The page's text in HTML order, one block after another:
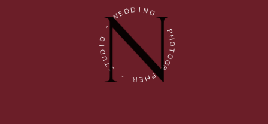
-
WEDD I NG
-
P
H
O
T
O
G
R
A
P
H
E
R
-
S
T
U
D
O